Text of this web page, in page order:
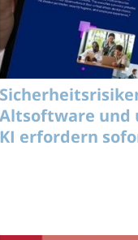
Altsoftware
KI erfordern